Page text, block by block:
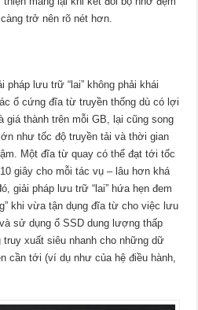
trở nên rõ nét hơn.
lưu trữ “lai” không phải khái
ổ cứng đĩa từ truyền thống dù có lợi
giá thành trên mỗi GB, lại cũng song
như tốc độ truyền tải và thời gian
Một đĩa từ quay có thể đạt tới tốc
giây cho mỗi tác vụ – lâu hơn khá
giải pháp lưu trữ “lai” hứa hẹn đem
khi vừa tận dụng đĩa từ cho việc lưu
sử dụng ổ SSD dung lượng thấp
truy xuất siêu nhanh cho những dữ
cần tới (ví dụ như của hệ điều hành,